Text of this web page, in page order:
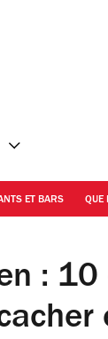
ET BARS QUE
: